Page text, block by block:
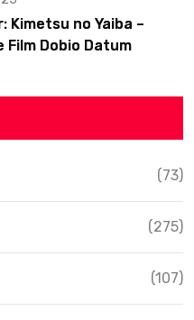
Kimetsu no Yaiba –
Dobio Datum
(73)
(275)
(107)